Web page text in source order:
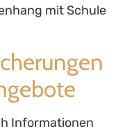
mit Schule
Informationen